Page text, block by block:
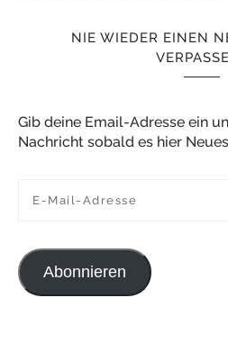
NIE WIEDER EINEN
Gib deine Email-Adresse ein
Nachricht sobald es hier
Abonnieren